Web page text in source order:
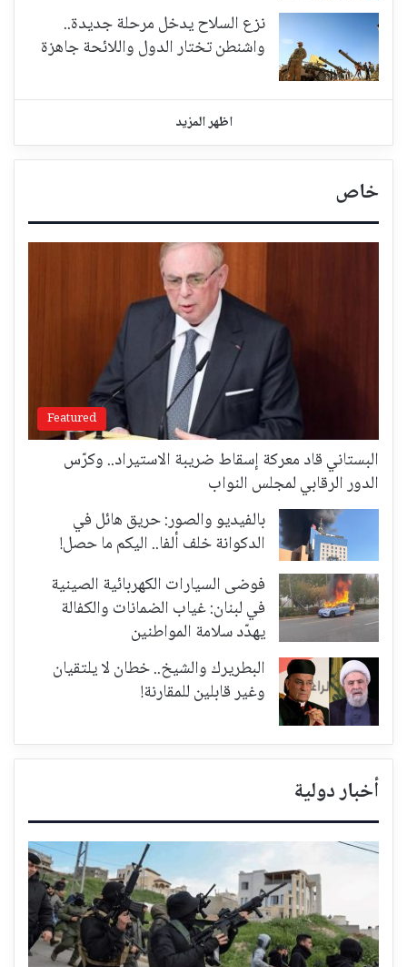
نزع السلاح يدخل مرحلة جديدة..
واشنطن تختار الدول واللائحة جاهزة
اظهر المزيد
خاص
Featured
البستاني قاد معركة إسقاط ضريبة الاستيراد.. وكرّس
الدور الرقابي لمجلس النواب
بالفيديو والصور: حريق هائل في
الدكوانة خلف ألفا.. اليكم ما حصل!
فوضى السيارات الكهربائية الصينية
في لبنان: غياب الضمانات والكفالة
يهدّد سلامة المواطنين
البطريرك والشيخ.. خطان لا يلتقيان
وغير قابلين للمقارنة!
أخبار دولية